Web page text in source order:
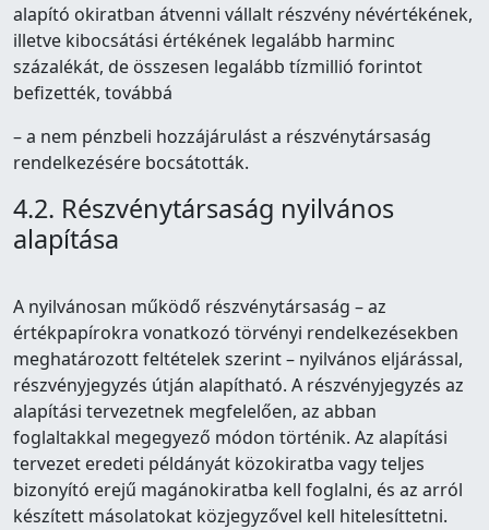
alapító okiratban átvenni vállalt részvény névértékének,
illetve kibocsátási értékének legalább harminc
százalékát, de összesen legalább tízmillió forintot
befizették, továbbá
– a nem pénzbeli hozzájárulást a részvénytársaság
rendelkezésére bocsátották.
4.2. Részvénytársaság nyilvános
alapítása
A nyilvánosan működő részvénytársaság – az
értékpapírokra vonatkozó törvényi rendelkezésekben
meghatározott feltételek szerint – nyilvános eljárással,
részvényjegyzés útján alapítható. A részvényjegyzés az
alapítási tervezetnek megfelelően, az abban
foglaltakkal megegyező módon történik. Az alapítási
tervezet eredeti példányát közokiratba vagy teljes
bizonyító erejű magánokiratba kell foglalni, és az arról
készített másolatokat közjegyzővel kell hitelesíttetni.